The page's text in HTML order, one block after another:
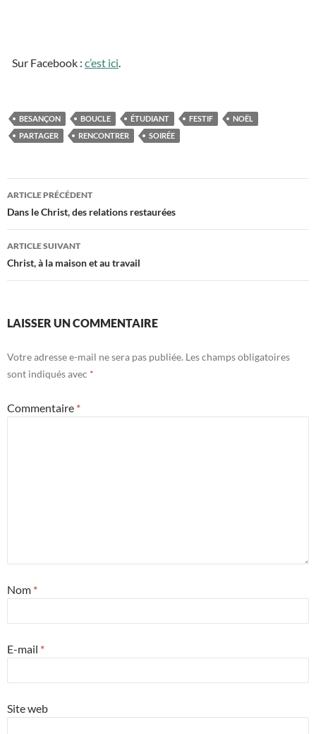
Sur Facebook : c’est ici.
BESANÇON BOUCLE ÉTUDIANT FESTIF
NOËL
PARTAGER
RENCONTRER SOIRÉE
Navigation
des
articles
ARTICLE PRÉCÉDENT
Dans le Christ, des relations restaurées
ARTICLE SUIVANT
Christ, à la maison et au travail
LAISSER UN COMMENTAIRE
Votre adresse e-mail ne sera pas publiée. Les champs obligatoires
sont indiqués avec *
Commentaire *
Nom *
E-mail *
Site web